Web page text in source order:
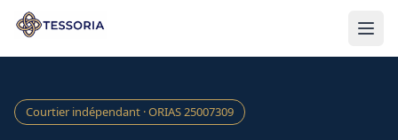
Aller au contenu principal
Courtier indépendant · ORIAS25007309